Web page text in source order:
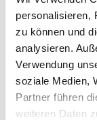
personalisieren,
zu können und
analysieren.
Verwendung
soziale Medien,
Partner führen
weiteren Daten